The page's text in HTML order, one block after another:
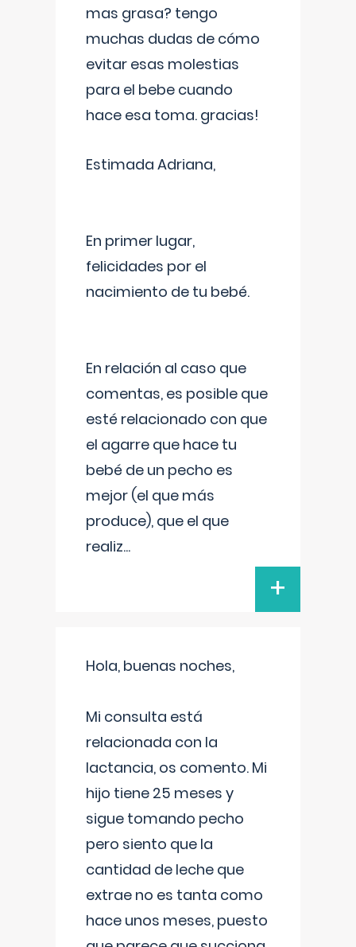
mas grasa? tengo
muchas dudas de cómo
evitar esas molestias
para el bebe cuando
hace esa toma. gracias!
Estimada Adriana,
En primer lugar,
felicidades por el
nacimiento de tu bebé.
En relación al caso que
comentas, es posible que
esté relacionado con que
el agarre que hace tu
bebé de un pecho es
mejor (el que más
produce), que el que
realiz...
+
Hola, buenas noches,
Mi consulta está
relacionada con la
lactancia, os comento. Mi
hijo tiene 25 meses y
sigue tomando pecho
pero siento que la
cantidad de leche que
extrae no es tanta como
hace unos meses, puesto